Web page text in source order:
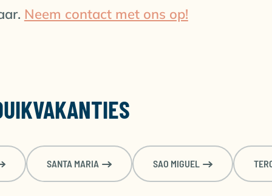
Neem contact met ons op!
SANTA MARIA SAO MIGUEL